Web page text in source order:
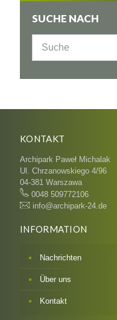
SUCHE NACH
KONTAKT
Archipark Paweł Michalak
Ul. Chrzanowskiego 4/96
04-381 Warszawa
0048 509772106
info@archipark-24.de
INFORMATION
Nachrichten
Über uns
Kontakt